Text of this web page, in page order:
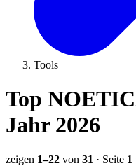
Tools
Top
Jahr 2026
zeigen 1–22 von 31 · Seite 1